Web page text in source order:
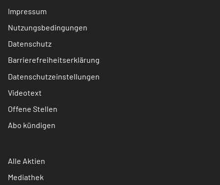
Impressum
Nutzungsbedingungen
Datenschutz
Barrierefreiheitserklärung
Datenschutzeinstellungen
Videotext
Offene Stellen
Abo kündigen
Alle Aktien
Mediathek